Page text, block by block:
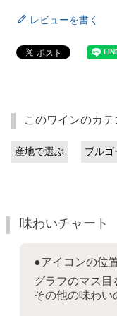
レビューを書く
このワインのカテ
産地で選ぶ ブルゴ
味わいチャート
●アイコンの位
グラフのマス目
その他の味わい